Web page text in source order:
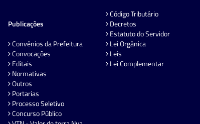
Publicações
Convênios da Prefeitura
Convocações
Editais
Normativas
Outros
Portarias
Processo Seletivo
Concurso Público
Código Tributário
Decretos
Estatuto do Servidor
Lei Orgânica
Leis
Lei Complementar